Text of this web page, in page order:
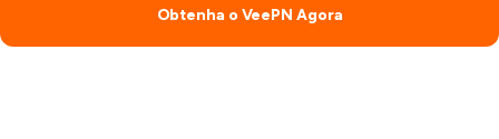
Obtenha o VeePN Agora